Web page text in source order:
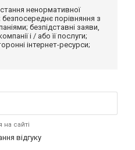
ненормативної
порівняння з
безпідставні заяви,
і / або її послуги;
інтернет-ресурси;
сайті
відгуку